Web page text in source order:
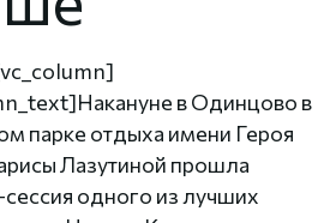
в Одинцово в
парке отдыха имени Героя
Лазутиной прошла
одного из лучших